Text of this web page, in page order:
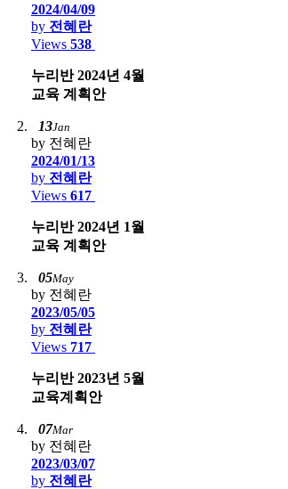
2024/04/09
by 전혜란
Views 538
누리반 2024년 4월
교육 계획안
13Jan
by 전혜란
2024/01/13
by 전혜란
Views 617
누리반 2024년 1월
교육 계획안
05May
by 전혜란
2023/05/05
by 전혜란
Views 717
누리반 2023년 5월
교육계획안
07Mar
by 전혜란
2023/03/07
by 전혜란